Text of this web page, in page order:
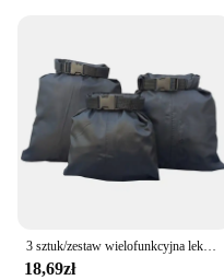
3 sztuk/zestaw wielofunkcyjna lekka pływający worek sucha torba wodoodporna torba 30D nylonowa wodoodporne torby 1.5L 2.5L 3.5L
18,69zł